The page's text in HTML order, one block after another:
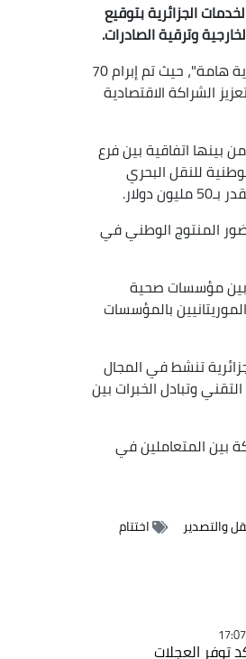
الجزائرية بتوقيع
وأوضح ذات المصدر أن المعرض، المنظم من 4 إلى 11 مايو، حقق "نتائج اقتصادية وتجارية هامة"، حيث تم إبرام 70
الشراكة الاقتصادية
من بينها اتفاقية بين فرع
للنقل البحري
المنتوج الوطني في
بين مؤسسات صحية
بالمؤسسات
تنشط في المجال
وتبادل الخبرات بين
بين المتعاملين في
اختتام
توفر العجلات